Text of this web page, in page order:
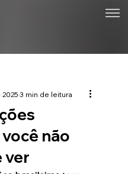
não
ver
3 min de leitura